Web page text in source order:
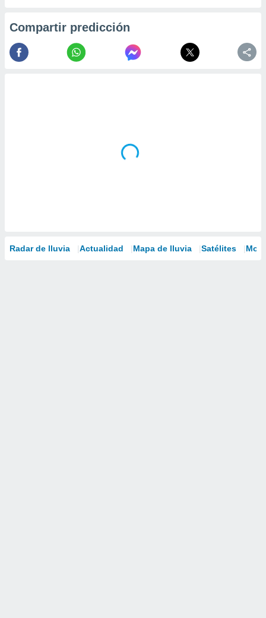
Compartir predicción
Radar de lluvia Actualidad Mapa de lluvia Satélites